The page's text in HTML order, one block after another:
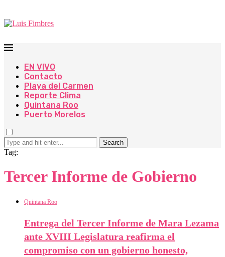
EN VIVO
Contacto
Playa del Carmen
Reporte Clima
Quintana Roo
Puerto Morelos
Search
Tag:
Tercer Informe de Gobierno
Quintana Roo
Entrega del Tercer Informe de Mara Lezama
ante XVIII Legislatura reafirma el
compromiso con un gobierno honesto,